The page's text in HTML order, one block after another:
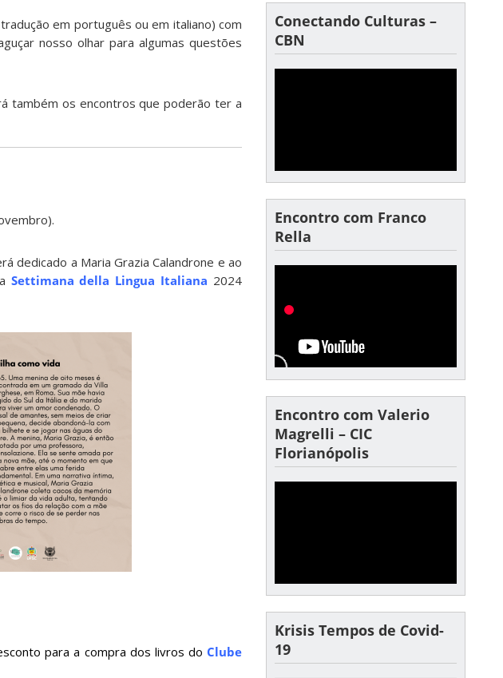
em português ou em italiano) com
nosso olhar para algumas questões
também os encontros que poderão ter a
dedicado a Maria Grazia Calandrone e ao
Settimana della Lingua Italiana 2024
para a compra dos livros do Clube
Conectando Culturas –
CBN
Encontro com Franco
Rella
Encontro com Valerio
Magrelli – CIC
Florianópolis
Krisis Tempos de Covid-
19